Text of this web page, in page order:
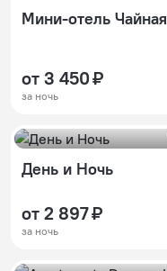
Мини-отель
от 3 450 ₽
за ночь
День и Ночь
от 2 897 ₽
за ночь